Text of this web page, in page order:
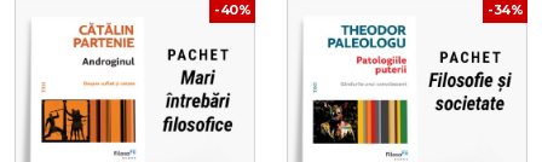
-40% -34%